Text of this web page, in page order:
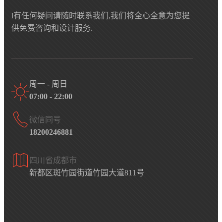
l有任何疑问请随时联系我们,我们将全心全意为您提
供免费咨询和设计服务.
周一 - 周日
07:00 - 22:00
微信同号
18200246881
四川省成都市
新都区斑竹园街道竹园大道811号